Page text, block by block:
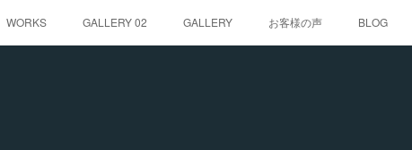
WORKS GALLERY 02 GALLERY お客様の声 BLOG